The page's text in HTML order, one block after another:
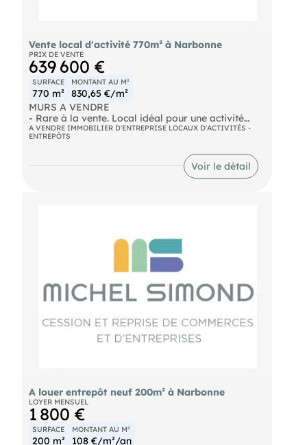
Vente local d'activité 770m² à Narbonne
PRIX DE VENTE
639 600 €
SURFACE
770 m²
MONTANT AU M²
830,65 €/m²
MURS A VENDRE
- Rare à la vente. Local idéal pour une activité
nécessitant un stockage important. Terrain et
parking attenant, division possible pour projet
A VENDRE IMMOBILIER D'ENTREPRISE LOCAUX D'ACTIVITÉS -
ENTREPÔTS
Voir le détail
A louer entrepôt neuf 200m² à Narbonne
LOYER MENSUEL
1 800 €
SURFACE
200 m²
MONTANT AU M²
108 €/m²/an